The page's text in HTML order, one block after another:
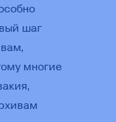
шаг
многие